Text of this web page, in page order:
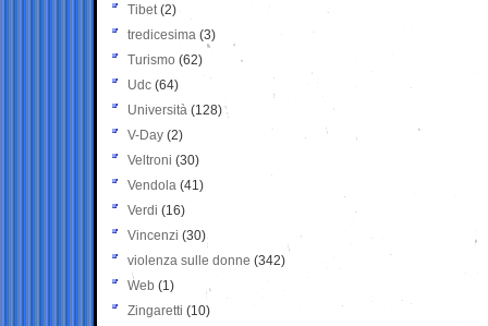
Tibet(2)
tredicesima (3)
Turismo (62)
Udc (64)
Università (128)
V-Day (2)
Veltroni (30)
Vendola (41)
Verdi (16)
Vincenzi (30)
violenza sulle donne (342)
Web (1)
Zingaretti (10)